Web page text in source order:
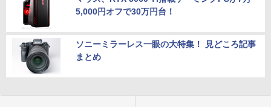
5,000円オフで30万円台！
ソニーミラーレス一眼の大特集！ 見どころ記事
まとめ